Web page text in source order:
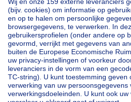
Home België
Vlaams
Halle-Vilvoorde
Kopen uw